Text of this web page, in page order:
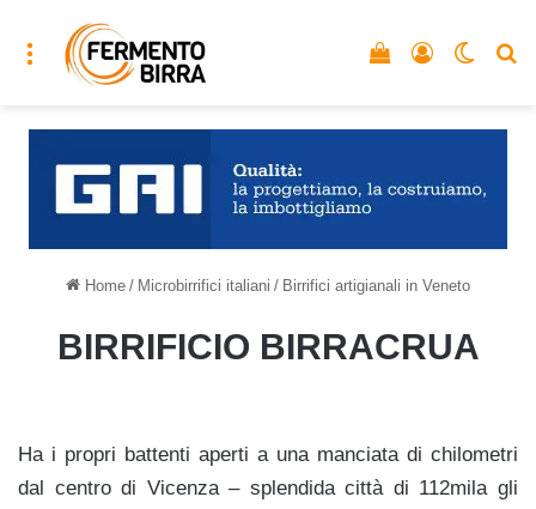
Menu Accedi
Vedi il carrello
Home / Microbirrifici italiani / Birrifici artigianali in Veneto
BIRRIFICIO BIRRACRUA
Ha i propri battenti aperti a una manciata di chilometri
dal centro di Vicenza – splendida città di 112mila gli